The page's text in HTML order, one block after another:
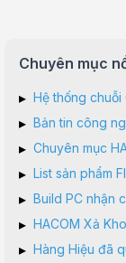
Chuyên mục
▸ Hệ thống chuỗi
▸ Bản tin công
▸ Chuyên mục
▸ List sản phẩm
▸ Build PC nhận
▸ HACOM Xả
▸ Hàng Hiệu đã